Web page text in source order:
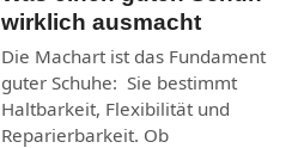
wirklich ausmacht
Die Machart ist das Fundament
guter Schuhe: Sie bestimmt
Haltbarkeit, Flexibilität und
Reparierbarkeit. Ob